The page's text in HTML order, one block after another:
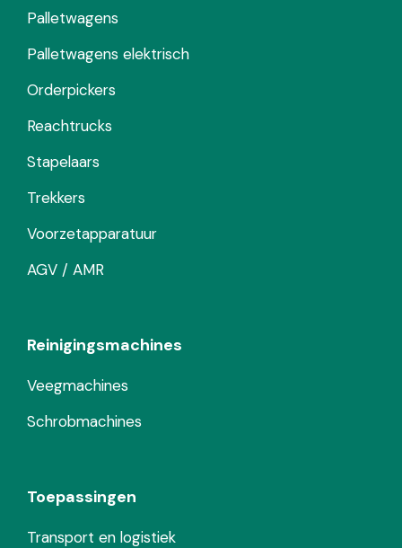
Palletwagens
Palletwagens elektrisch
Orderpickers
Reachtrucks
Stapelaars
Trekkers
Voorzetapparatuur
AGV / AMR
Reinigingsmachines
Veegmachines
Schrobmachines
Toepassingen
Transport en logistiek